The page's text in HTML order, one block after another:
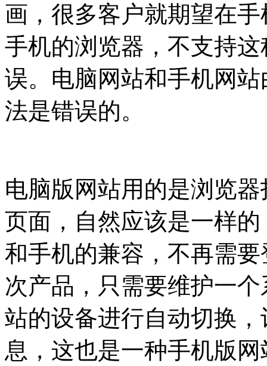
画，很多客户就期望在
手机的浏览器，不支持
误。电脑网站和手机网
法是错误的。
电脑版网站用的是浏览
页面，自然应该是一样
和手机的兼容，不再需
次产品，只需要维护一
站的设备进行自动切换
息，这也是一种手机版